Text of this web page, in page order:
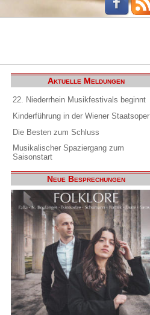
Aktuelle Meldungen
22. Niederrhein Musikfestivals beginnt
Kinderführung in der Wiener Staatsoper
Die Besten zum Schluss
Musikalischer Spaziergang zum
Saisonstart
Neue Besprechungen